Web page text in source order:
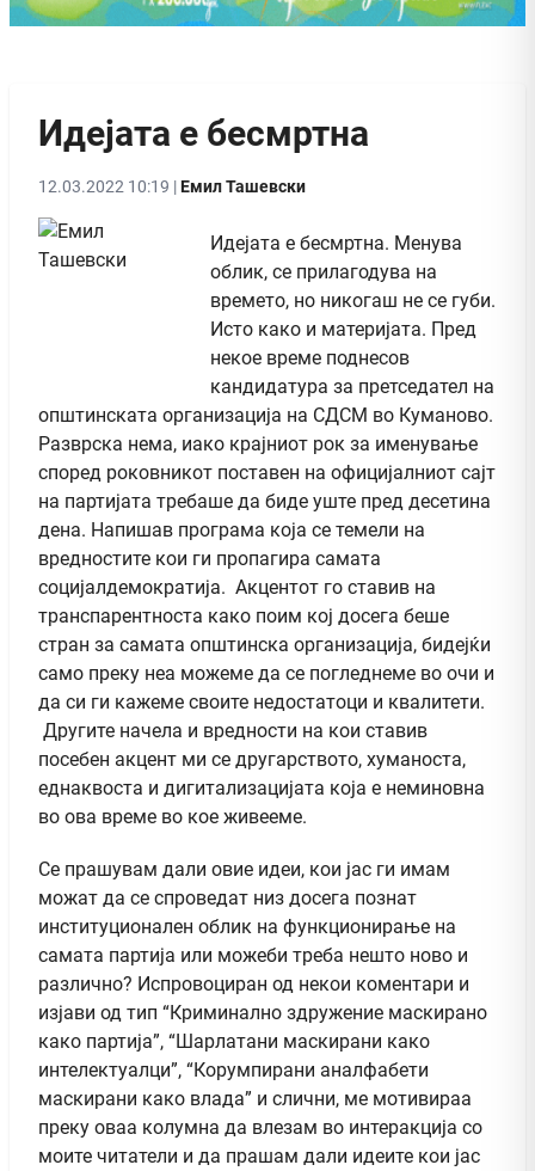
Идејата е бесмртна
12.03.2022 10:19 |Емил Ташевски
Идејата е бесмртна. Менува
облик, се прилагодува на
времето, но никогаш не се губи.
Исто како и материјата. Пред
некое време поднесов
кандидатура за претседател на
општинската организација на СДСМ во Куманово.
Разврска нема, иако крајниот рок за именување
според роковникот поставен на официјалниот сајт
на партијата требаше да биде уште пред десетина
дена. Напишав програма која се темели на
вредностите кои ги пропагира самата
социјалдемократија. Акцентот го ставив на
транспарентноста како поим кој досега беше
стран за самата општинска организација, бидејќи
само преку неа можеме да се погледнеме во очи и
да си ги кажеме своите недостатоци и квалитети.
Другите начела и вредности на кои ставив
посебен акцент ми се другарството, хуманоста,
еднаквоста и дигитализацијата која е неминовна
во ова време во кое живееме.
Се прашувам дали овие идеи, кои јас ги имам
можат да се спроведат низ досега познат
институционален облик на функционирање на
самата партија или можеби треба нешто ново и
различно? Испровоциран од некои коментари и
изјави од тип “Криминално здружение маскирано
како партија”, “Шарлатани маскирани како
интелектуалци”, “Корумпирани аналфабети
маскирани како влада” и слични, ме мотивираа
преку оваа колумна да влезам во интеракција со
моите читатели и да прашам дали идеите кои јас